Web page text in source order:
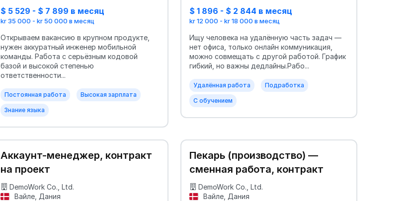
$ 5 529 - $ 7 899 в месяц
kr 35 000 - kr 50 000 в месяц
Открываем вакансию в крупном продукте,
нужен аккуратный инженер мобильной
команды. Работа с серьёзным кодовой
базой и высокой степенью
ответственности...
Постоянная работа Высокая зарплата
Знание языка
$ 1 896 - $ 2 844 в месяц
kr 12 000 - kr 18 000 в месяц
Ищу человека на удалённую часть задач —
нет офиса, только онлайн коммуникация,
можно совмещать с другой работой. График
гибкий, но важны дедлайны.Рабо...
Удалённая работа Подработка
С обучением
Аккаунт-менеджер, контракт
на проект
DemoWork Co., Ltd.
Вайле, Дания
Пекарь (производство) —
сменная работа, контракт
DemoWork Co., Ltd.
Вайле, Дания